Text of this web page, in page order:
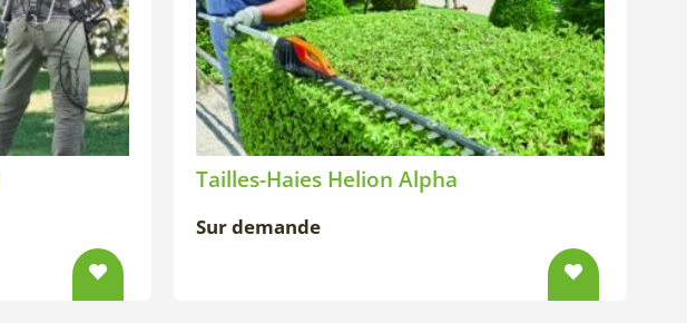
Tailles-Haies Helion Alpha
Sur demande